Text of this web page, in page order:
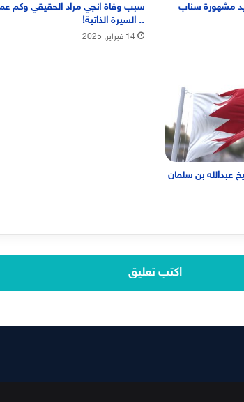
مشهورة سناب
سبب وفاة انجي مراد الحقيقي وكم
.. السيرة الذاتية!
14 فبراير, 2025
عبدالله بن سلمان
اكتب تعليق